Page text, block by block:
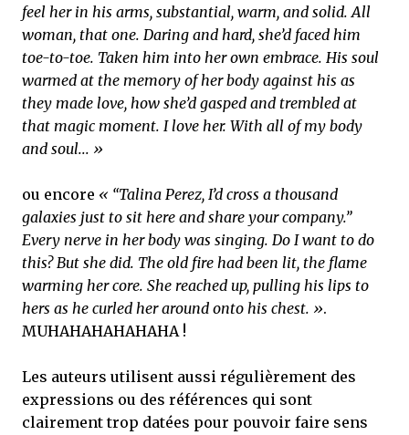
feel her in his arms, substantial, warm, and solid. All
woman, that one. Daring and hard, she’d faced him
toe-to-toe. Taken him into her own embrace. His soul
warmed at the memory of her body against his as
they made love, how she’d gasped and trembled at
that magic moment. I love her. With all of my body
and soul... »
ou encore « “Talina Perez, I’d cross a thousand
galaxies just to sit here and share your company.”
Every nerve in her body was singing. Do I want to do
this? But she did. The old fire had been lit, the flame
warming her core. She reached up, pulling his lips to
hers as he curled her around onto his chest. ».
MUHAHAHAHAHAHA !
Les auteurs utilisent aussi régulièrement des
expressions ou des références qui sont
clairement trop datées pour pouvoir faire sens